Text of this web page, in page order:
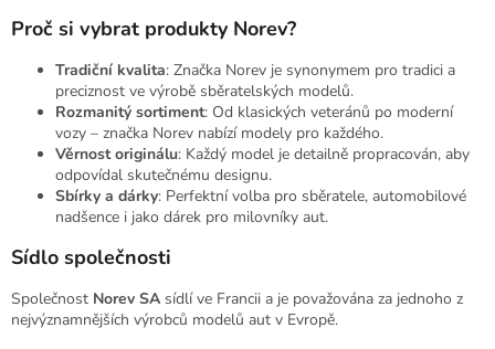
Proč si vybrat produkty Norev?
Tradiční kvalita: Značka Norev je synonymem pro tradici a
preciznost ve výrobě sběratelských modelů.
Rozmanitý sortiment: Od klasických veteránů po moderní
vozy – značka Norev nabízí modely pro každého.
Věrnost originálu: Každý model je detailně propracován, aby
odpovídal skutečnému designu.
Sbírky a dárky: Perfektní volba pro sběratele, automobilové
nadšence i jako dárek pro milovníky aut.
Sídlo společnosti
Společnost Norev SA sídlí ve Francii a je považována za jednoho z
nejvýznamnějších výrobců modelů aut v Evropě.